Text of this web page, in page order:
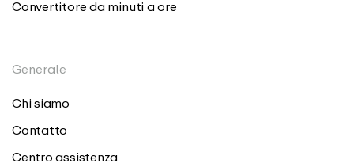
Convertitore da minuti a ore
Generale
Chi siamo
Contatto
Centro assistenza